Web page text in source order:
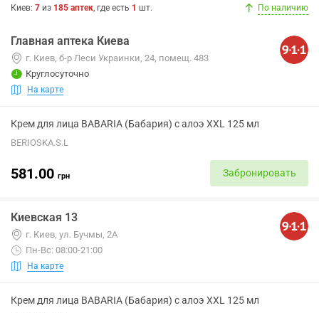
Киев: 7 из 185 аптек, где есть 1 шт. По наличию
Главная аптека Киева
г. Киев, б-р Леси Украинки, 24, помещ. 483
Круглосуточно
На карте
Крем для лица BABARIA (Бабария) с алоэ XXL 125 мл
BERIOSKA.S.L
581.00 грн Забронировать
Киевская 13
г. Киев, ул. Бучмы, 2А
Пн-Вс: 08:00-21:00
На карте
Крем для лица BABARIA (Бабария) с алоэ XXL 125 мл